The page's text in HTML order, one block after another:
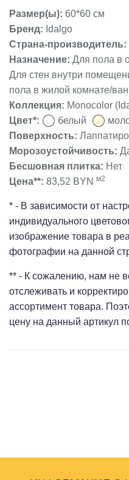
Размер(ы): 60*60 см
Бренд: Idalgo
Страна-производитель:
Назначение: Для пола в
Для стен внутри
пола в жилой комнате/
Коллекция: Monocolor
Цвет*:
белый
Поверхность:
Морозоустойчивость:
Бесшовная плитка: Нет
Цена**: 83,52 BYN м2
* - В зависимости от
индивидуального
изображение товара в
фотографии на данной
** - К сожалению, нам не
отслеживать и
ассортимент товара.
цену на данный артикул